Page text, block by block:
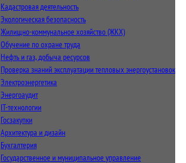
Кадастровая деятельность
Экологическая безопасность
Жилищно-коммунальное хозяйство (ЖКХ)
Обучение по охране труда
Нефть и газ, добыча ресурсов
Проверка знаний эксплуатации тепловых энергоустановок
Электроэнергетика
Энергоаудит
IT-технологии
Госзакупки
Архитектура и дизайн
Бухгалтерия
Государственное и муниципальное управление